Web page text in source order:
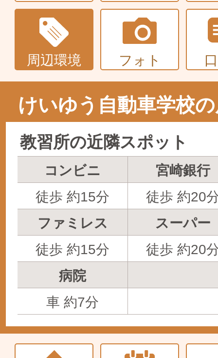
周辺環境 フォト
けいゆう自動車学校
教習所の近隣スポット
コンビニ
宮崎銀行
徒歩 約15分
徒歩 約20
ファミレス
スーパー
徒歩 約15分
徒歩 約20
病院
車 約7分